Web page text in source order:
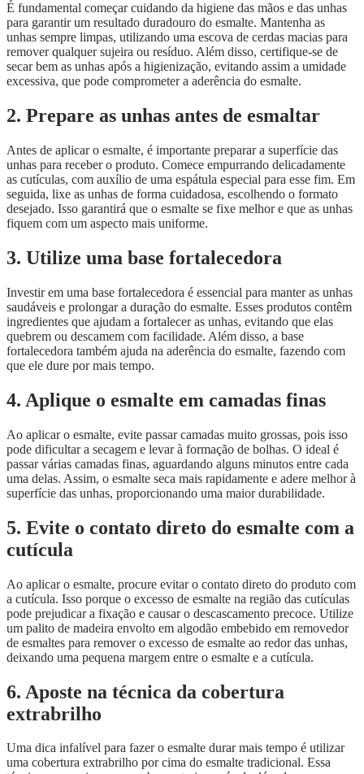
É fundamental começar cuidando da higiene das mãos e das unhas
para garantir um resultado duradouro do esmalte. Mantenha as
unhas sempre limpas, utilizando uma escova de cerdas macias para
remover qualquer sujeira ou resíduo. Além disso, certifique-se de
secar bem as unhas após a higienização, evitando assim a umidade
excessiva, que pode comprometer a aderência do esmalte.
2. Prepare as unhas antes de esmaltar
Antes de aplicar o esmalte, é importante preparar a superfície das
unhas para receber o produto. Comece empurrando delicadamente
as cutículas, com auxílio de uma espátula especial para esse fim. Em
seguida, lixe as unhas de forma cuidadosa, escolhendo o formato
desejado. Isso garantirá que o esmalte se fixe melhor e que as unhas
fiquem com um aspecto mais uniforme.
3. Utilize uma base fortalecedora
Investir em uma base fortalecedora é essencial para manter as unhas
saudáveis e prolongar a duração do esmalte. Esses produtos contêm
ingredientes que ajudam a fortalecer as unhas, evitando que elas
quebrem ou descamem com facilidade. Além disso, a base
fortalecedora também ajuda na aderência do esmalte, fazendo com
que ele dure por mais tempo.
4. Aplique o esmalte em camadas finas
Ao aplicar o esmalte, evite passar camadas muito grossas, pois isso
pode dificultar a secagem e levar à formação de bolhas. O ideal é
passar várias camadas finas, aguardando alguns minutos entre cada
uma delas. Assim, o esmalte seca mais rapidamente e adere melhor à
superfície das unhas, proporcionando uma maior durabilidade.
5. Evite o contato direto do esmalte com a
cutícula
Ao aplicar o esmalte, procure evitar o contato direto do produto com
a cutícula. Isso porque o excesso de esmalte na região das cutículas
pode prejudicar a fixação e causar o descascamento precoce. Utilize
um palito de madeira envolto em algodão embebido em removedor
de esmaltes para remover o excesso de esmalte ao redor das unhas,
deixando uma pequena margem entre o esmalte e a cutícula.
6. Aposte na técnica da cobertura
extrabrilho
Uma dica infalível para fazer o esmalte durar mais tempo é utilizar
uma cobertura extrabrilho por cima do esmalte tradicional. Essa